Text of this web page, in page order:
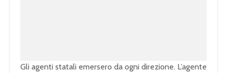
Gli agenti statali emersero da ogni direzione. L’agente